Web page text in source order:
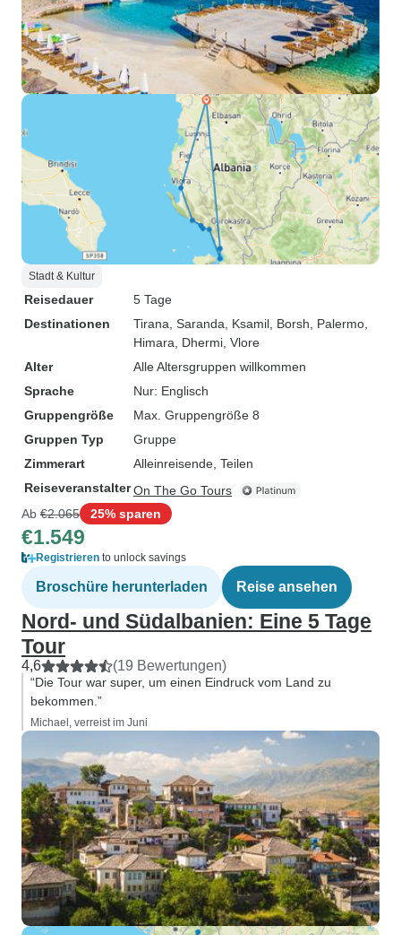
Stadt & Kultur
Reisedauer
5 Tage
Destinationen
Tirana , Saranda , Ksamil , Borsh , Palermo
Himara , Dhermi , Vlore
Alter
Alle Altersgruppen willkommen
Sprache
Nur: Englisch
Gruppengröße
Max. Gruppengröße 8
Gruppen Typ
Gruppe
Zimmerart
Alleinreisende, Teilen
ReiseveranstalterOn The Go Tours
Ab €2.065 25% sparen
€1.549
Registrieren to unlock savings
Broschüre herunterladen Reise ansehen
Nord- und Südalbanien: Eine 5 Tage
Tour
4,6 (19 Bewertungen)
“Die Tour war super, um einen Eindruck vom Land zu
bekommen.”
Michael, verreist im Juni